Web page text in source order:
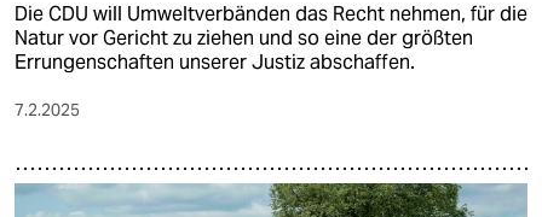
Die CDU will Umweltverbänden das Recht nehmen, für die
Natur vor Gericht zu ziehen und so eine der größten
Errungenschaften unserer Justiz abschaffen.
7.2.2025